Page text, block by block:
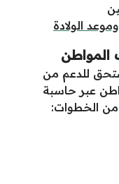
الولادة
للدعم من
عبر حاسبة
من الخطوات: